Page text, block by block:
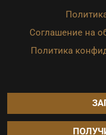
Соглашение на
Политика